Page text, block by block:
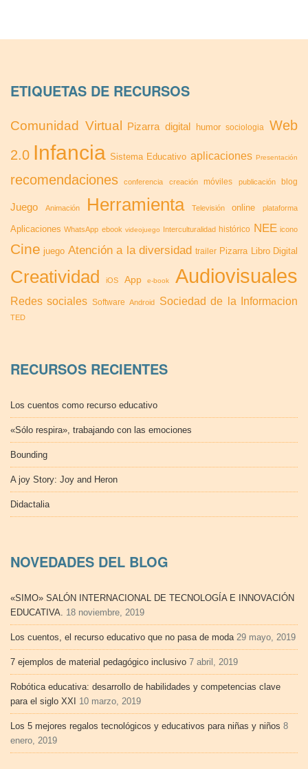
ETIQUETAS DE RECURSOS
Comunidad Virtual Pizarra digital humor sociologia
Web
2.0 Infancia Sistema Educativo aplicaciones Presentación
recomendaciones conferencia creación móviles publicación blog
Juego Animación Herramienta Televisión online plataforma
Aplicaciones WhatsApp ebook videojuego Interculturalidad histórico NEE icono
Cine juego Atención a la diversidad trailer Pizarra Libro Digital
Creatividad iOS App e-book Audiovisuales
Redes sociales Software Android Sociedad de la Informacion
TED
RECURSOS RECIENTES
Los cuentos como recurso educativo
«Sólo respira», trabajando con las emociones
Bounding
A joy Story: Joy and Heron
Didactalia
NOVEDADES DEL BLOG
«SIMO» SALÓN INTERNACIONAL DE TECNOLOGÍA E INNOVACIÓN
EDUCATIVA. 18 noviembre, 2019
Los cuentos, el recurso educativo que no pasa de moda 29 mayo, 2019
7 ejemplos de material pedagógico inclusivo 7 abril, 2019
Robótica educativa: desarrollo de habilidades y competencias clave
para el siglo XXI 10 marzo, 2019
Los 5 mejores regalos tecnológicos y educativos para niñas y niños 8
enero, 2019